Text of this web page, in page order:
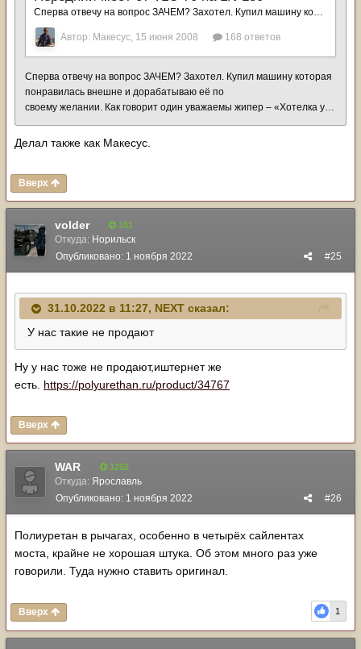
Делал также как Макесус.
Вверх
volder 101
Откуда: Норильск
#25
Опубликовано: 1 ноября 2022
31.10.2022 в 11:27, NЕХТ сказал:
У нас такие не продают
Ну у нас тоже не продают,иштернет же
есть. https://polyurethan.ru/product/34767
Вверх
WAR 1292
Откуда: Ярославль
#26
Опубликовано: 1 ноября 2022
Полиуретан в рычагах, особенно в четырёх сайлентах
моста, крайне не хорошая штука. Об этом много раз уже
говорили. Туда нужно ставить оригинал.
1
Вверх